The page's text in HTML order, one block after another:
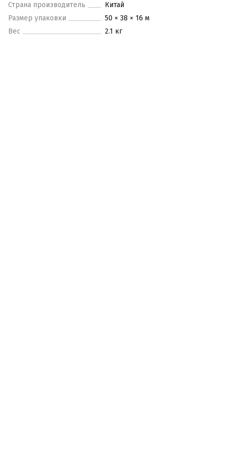
Страна производитель
Китай
Размер упаковки
50 × 38 × 16 м
Вес
2.1 кг